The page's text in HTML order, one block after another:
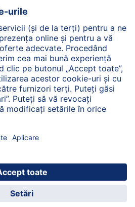
Înapoi sus
© 2026 HiPP